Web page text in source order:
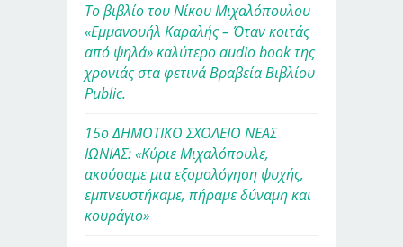
Το βιβλίο του Νίκου Μιχαλόπουλου
«Εμμανουήλ Καραλής – Όταν κοιτάς
από ψηλά» καλύτερο audio book της
χρονιάς στα φετινά Βραβεία Βιβλίου
Public.
15ο ΔΗΜΟΤΙΚΟ ΣΧΟΛΕΙΟ ΝΕΑΣ
ΙΩΝΙΑΣ: «Κύριε Μιχαλόπουλε,
ακούσαμε μια εξομολόγηση ψυχής,
εμπνευστήκαμε, πήραμε δύναμη και
κουράγιο»